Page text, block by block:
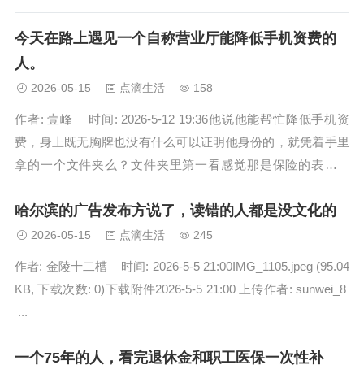
今天在路上遇见一个自称营业厅能降低手机资费的
人。
2026-05-15 点滴生活 158
作者: 壹峰 时间: 2026-5-12 19:36他说他能帮忙降低手机资
费，身上既无胸牌也没有什么可以证明他身份的，就凭着手里
拿的一个文件夹么？文件夹里第一看感觉那是保险的表格，
……没理他走了...
哈尔滨的广告发布方说了，读错的人都是没文化的
2026-05-15 点滴生活 245
作者: 金陵十二槽 时间: 2026-5-5 21:00IMG_1105.jpeg (95.04
KB, 下载次数: 0)下载附件2026-5-5 21:00 上传作者: sunwei_8
...
一个75年的人，看完退休金和职工医保一次性补